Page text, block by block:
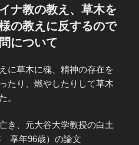
ナ教の教え、草木を
の教えに反するので
について
に草木に魂、精神の存在を
たり、燃やしたりして草木
。
き、元大谷大学教授の白土
享年96歳）の論文